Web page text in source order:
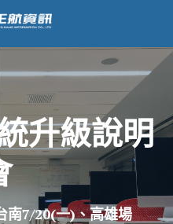
升級說明
南7/20(一)、高雄場
類